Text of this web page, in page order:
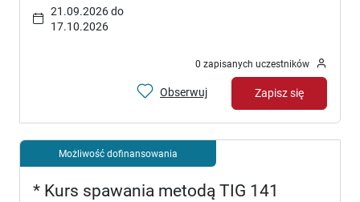
21.09.2026 do
17.10.2026
0 zapisanych uczestników
Obserwuj Zapisz się
Możliwość dofinansowania
* Kurs spawania metodą TIG 141